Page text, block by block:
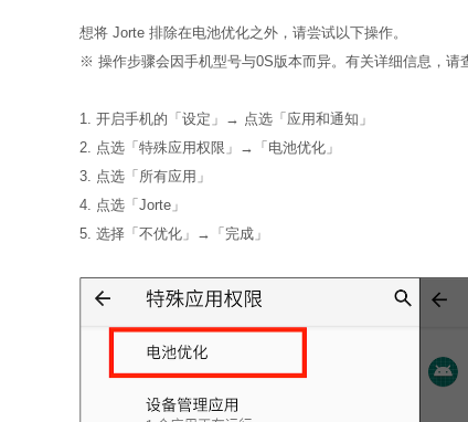
想将 Jorte 排除在电池优化之外，请尝试以下操作。
※ 操作步骤会因手机型号与0S版本而异。有关详细信息，请
1. 开启手机的「设定」→ 点选「应用和通知」
2. 点选「特殊应用权限」→「电池优化」
3. 点选「所有应用」
4. 点选「Jorte」
5. 选择「不优化」→「完成」